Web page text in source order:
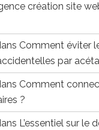
création site
Comment éviter
par
Comment
?
L’essentiel sur le